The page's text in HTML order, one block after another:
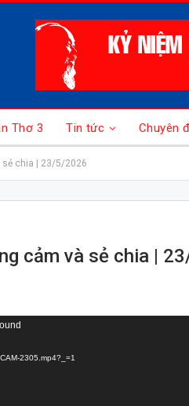
Thơ 3 Tin tức Chuyên
sẻ chia | 23/5/2026
cảm và sẻ chia |
2305.mp4?_=1